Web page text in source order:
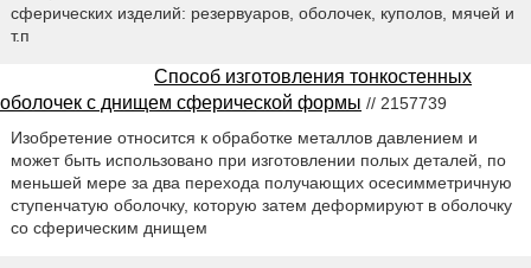
сферических изделий: резервуаров, оболочек, куполов, мячей и
т.п
Способ изготовления тонкостенных
оболочек с днищем сферической формы // 2157739
Изобретение относится к обработке металлов давлением и
может быть использовано при изготовлении полых деталей, по
меньшей мере за два перехода получающих осесимметричную
ступенчатую оболочку, которую затем деформируют в оболочку
со сферическим днищем